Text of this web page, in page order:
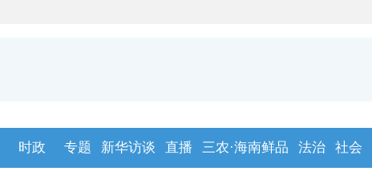
时政 专题 新华访谈 直播 三农·海南鲜品 法治 社会